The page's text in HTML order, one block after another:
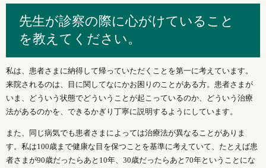
先生が診察の際に心がけていること
を教えてください。
私は、患者さまに納得して帰っていただくことを第一に考えています。
来院されるのは、目に関してなにかお困りのことがある方。患者さまが
いま、どういう状態でどういうことが起こっているのか、どういう治療
法があるのかを、できるかぎり丁寧に説明するようにしています。
また、同じ病気でも患者さまによっては治療法が異なることがありま
す。私は100歳まで健康な目を保つことを基準に考えていて、たとえば患
者さまが90歳だったらあと10年、30歳だったらあと70年ということにな